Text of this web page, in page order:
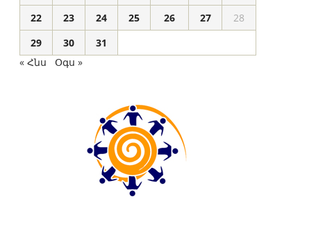
22
23 24 25 26 27
28
29
30
31
« Հնս
Օգս »